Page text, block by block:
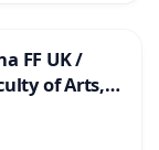
FF UK /
of Arts,